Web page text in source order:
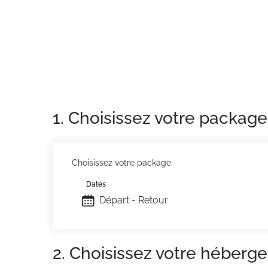
1. Choisissez votre package
Choisissez votre package
Départ - Retour
Dates
2. Choisissez votre